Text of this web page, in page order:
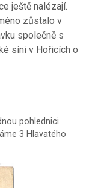
ještě nalézají.
zůstalo v
společně s
síni v Hořicích o
pohlednici
3 Hlavatého